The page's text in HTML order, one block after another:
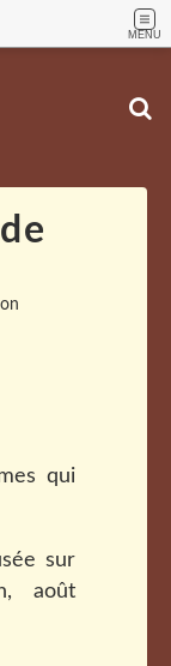
MENU
qui
sur
août